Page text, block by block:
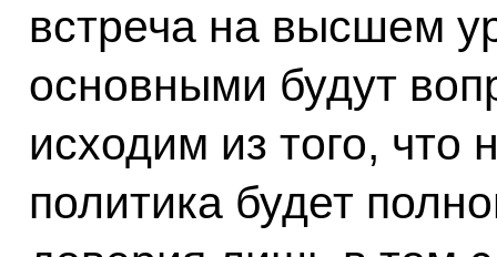
встреча на высшем
основными будут
исходим из того, что
политика будет